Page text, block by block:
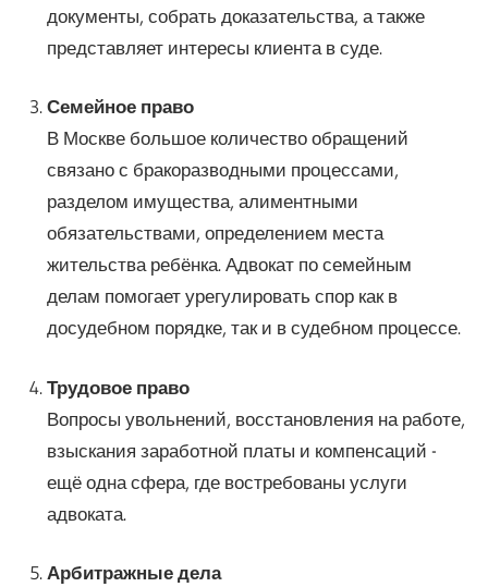
документы, собрать доказательства, а также
представляет интересы клиента в суде.
Семейное право
В Москве большое количество обращений
связано с бракоразводными процессами,
разделом имущества, алиментными
обязательствами, определением места
жительства ребёнка. Адвокат по семейным
делам помогает урегулировать спор как в
досудебном порядке, так и в судебном процессе.
Трудовое право
Вопросы увольнений, восстановления на работе,
взыскания заработной платы и компенсаций -
ещё одна сфера, где востребованы услуги
адвоката.
Арбитражные дела